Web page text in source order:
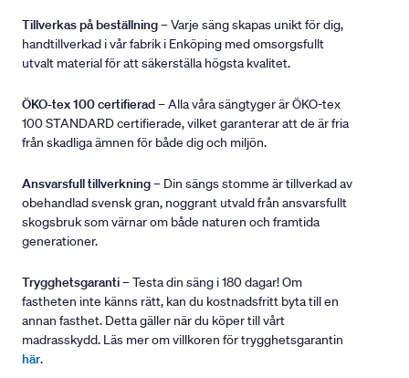
Tillverkas på beställning– Varje säng skapas unikt för dig,
handtillverkad i vår fabrik i Enköping med omsorgsfullt
utvalt material för att säkerställa högsta kvalitet.
ÖKO-tex 100 certifierad– Alla våra sängtyger är ÖKO-tex
100 STANDARD certifierade, vilket garanterar att de är fria
från skadliga ämnen för både dig och miljön.
Ansvarsfull tillverkning– Din sängs stomme är tillverkad av
obehandlad svensk gran, noggrant utvald från ansvarsfullt
skogsbruk som värnar om både naturen och framtida
generationer.
Trygghetsgaranti– Testa din säng i 180 dagar! Om
fastheten inte känns rätt, kan du kostnadsfritt byta till en
annan fasthet. Detta gäller när du köper till vårt
madrasskydd. Läs mer om villkoren för trygghetsgarantin
här.